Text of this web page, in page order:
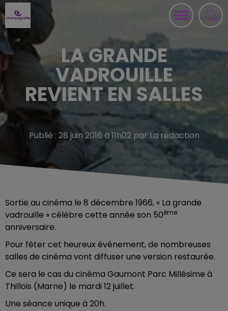
LA GRANDE
VADROUILLE
REVIENT EN SALLES
Publié : 28 juin 2016 à 11h02 par La rédaction
Sortie au cinéma le 8 décembre 1966, « La grande
vadrouille » célèbre cette année son 50ème
anniversaire.
Pour fêter cet heureux événement, de nombreuses
salles de cinéma vont diffuser une version restaurée.
Ce sera le cas du cinéma Gaumont Parc Millésime à
Thillois (Marne) le mardi 12 juillet.
Une séance unique à 20h.